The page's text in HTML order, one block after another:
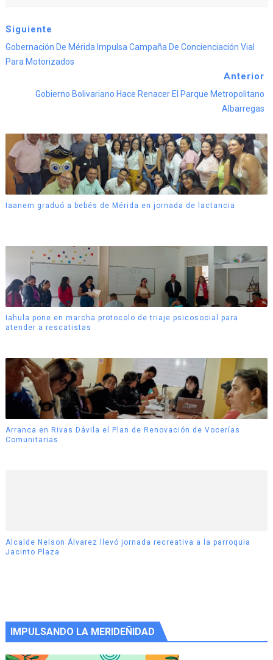
Siguiente
Gobernación De Mérida Impulsa Campaña De Concienciación Vial
Para Motorizados
Anterior
Gobierno Bolivariano Hace Renacer El Parque Metropolitano
Albarregas
Iaanem graduó a bebés de Mérida en jornada de lactancia
Iahula pone en marcha protocolo de triaje psicosocial para
atender a rescatistas
Arranca en Rivas Dávila el Plan de Renovación de Vocerías
Comunitarias
Alcalde Nelson Álvarez llevó jornada recreativa a la parroquia
Jacinto Plaza
IMPULSANDO LA MERIDEÑIDAD